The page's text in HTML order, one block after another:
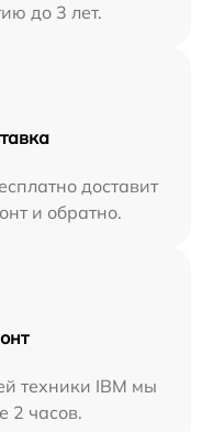
до 3 лет.
доставит
и обратно.
техники IBM мы
2 часов.